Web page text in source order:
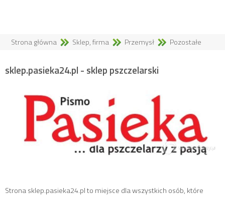
Strona główna Sklep, firma Przemysł Pozostałe
sklep.pasieka24.pl - sklep pszczelarski
Strona sklep.pasieka24.pl to miejsce dla wszystkich osób, które